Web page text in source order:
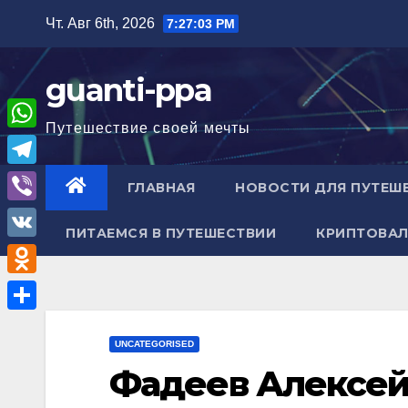
содержимому
Чт. Авг 6th, 2026 7:27:04 PM
guanti-ppa
Путешествие своей мечты
ГЛАВНАЯ НОВОСТИ ДЛЯ
ПИТАЕМСЯ В ПУТЕШЕСТВИИ
UNCATEGORISED
Фадеев
W
h
a
A
T
e
l
e
g
V
i
b
e
V
K
O